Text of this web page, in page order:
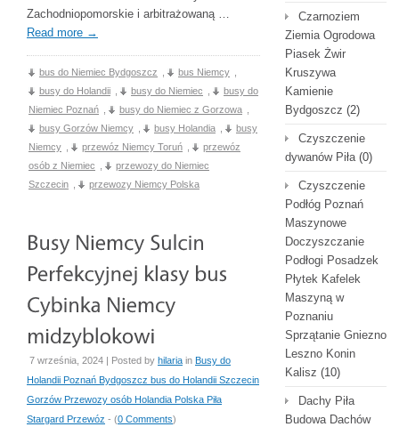
Zachodniopomorskie i arbitrażowaną …
Read more →
bus do Niemiec Bydgoszcz bus Niemcy
busy do Holandii
busy do Niemiec
busy do
Niemiec Poznań
busy do Niemiec z Gorzowa
busy Gorzów Niemcy
busy Holandia
busy
Niemcy
przewóz Niemcy Toruń
przewóz
osób z Niemiec
przewozy do Niemiec
Szczecin
przewozy Niemcy Polska
7 września, 2024 | Posted by hilaria in Busy do
Holandii Poznań Bydgoszcz bus do Holandii Szczecin
Gorzów Przewozy osób Holandia Polska Piła
Stargard Przewóz - (0 Comments)
Czarnoziem
Ziemia Ogrodowa
Piasek Żwir
Kruszywa
Kamienie
Bydgoszcz (2)
Czyszczenie
dywanów Piła(0)
Czyszczenie
Podłóg Poznań
Maszynowe
Doczyszczanie
Podłogi Posadzek
Płytek Kafelek
Maszyną w
Poznaniu
Sprzątanie Gniezno
Leszno Konin
Kalisz (10)
Dachy Piła
Budowa Dachów